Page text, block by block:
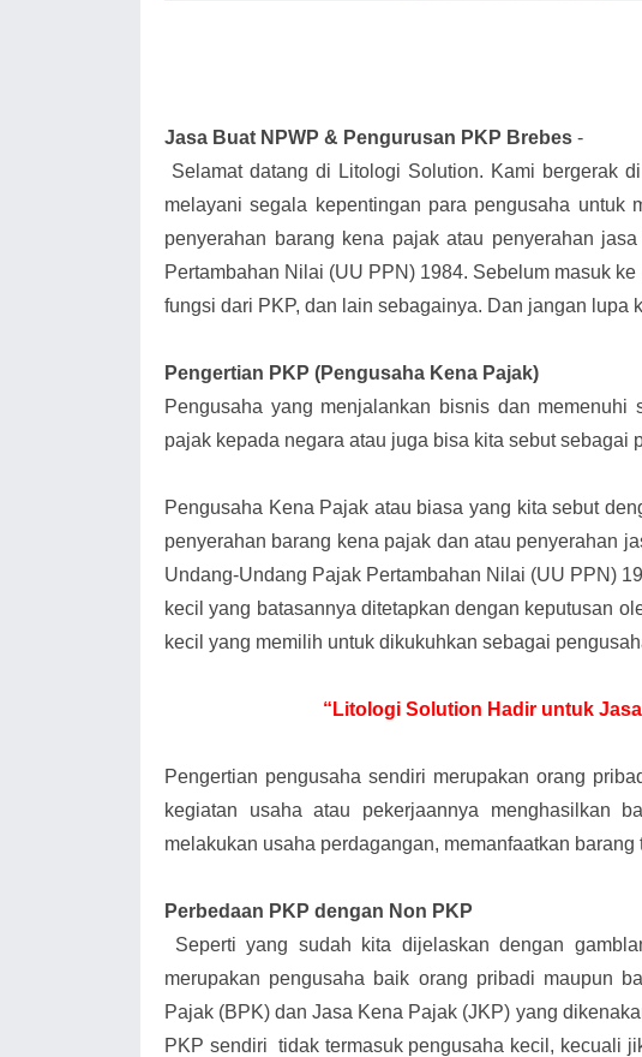
Jasa Buat NPWP & Pengurusan PKP Brebes -
Selamat datang di Litologi Solution. Kami bergerak
melayani segala kepentingan para pengusaha untuk
penyerahan barang kena pajak atau penyerahan
Pertambahan Nilai (UU PPN) 1984. Sebelum masuk
fungsi dari PKP, dan lain sebagainya. Dan jangan lupa
Pengertian PKP (Pengusaha Kena Pajak)
Pengusaha yang menjalankan bisnis dan
pajak kepada negara atau juga bisa kita sebut sebagai
Pengusaha Kena Pajak atau biasa yang kita sebut
penyerahan barang kena pajak dan atau penyerahan
Undang-Undang Pajak Pertambahan Nilai (UU PPN)
kecil yang batasannya ditetapkan dengan keputusan
kecil yang memilih untuk dikukuhkan sebagai
“Litologi Solution Hadir untuk
Pengertian pengusaha sendiri merupakan orang
kegiatan usaha atau pekerjaannya menghasilkan
melakukan usaha perdagangan, memanfaatkan barang
Perbedaan PKP dengan Non PKP
Seperti yang sudah kita dijelaskan dengan
merupakan pengusaha baik orang pribadi maupun
Pajak (BPK) dan Jasa Kena Pajak (JKP) yang
PKP sendiri tidak termasuk pengusaha kecil, kecuali